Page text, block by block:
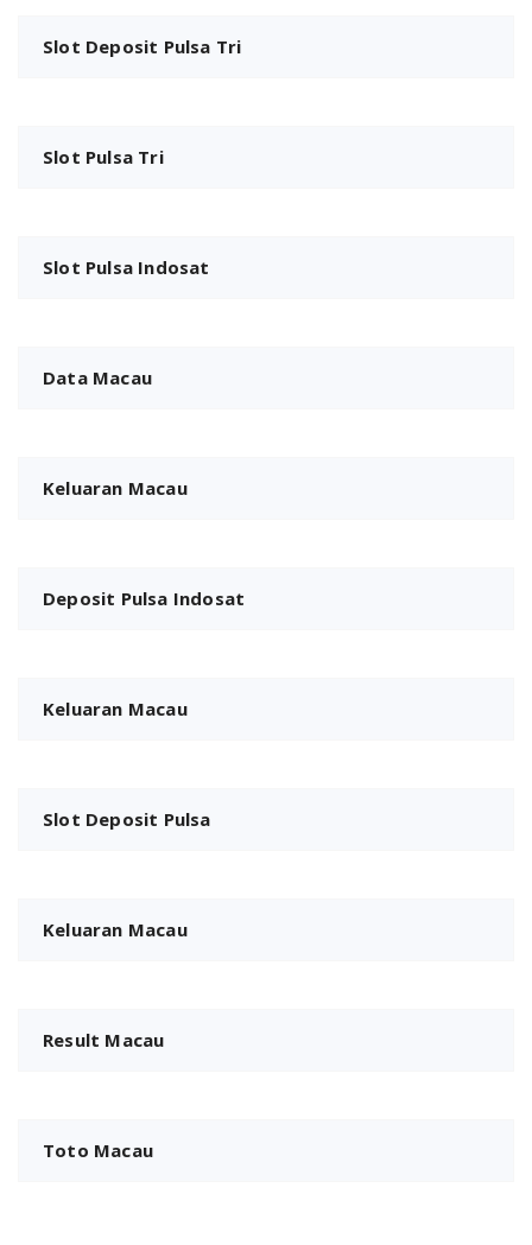
Slot Deposit Pulsa Tri
Slot Pulsa Tri
Slot Pulsa Indosat
Data Macau
Keluaran Macau
Deposit Pulsa Indosat
Keluaran Macau
Slot Deposit Pulsa
Keluaran Macau
Result Macau
Toto Macau